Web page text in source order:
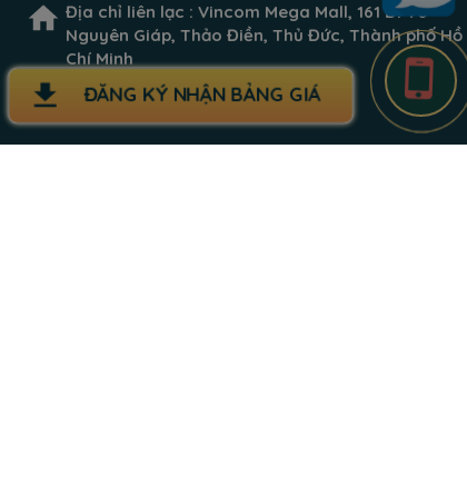
ĐĂNG KÝ NHẬN BẢNG GIÁ
ĐĂNG KÝ NHẬN BẢNG GIÁ
Địa chỉ liên lạc : Vincom Mega Mall, 161 Đ. Võ
Nguyên Giáp, Thảo Điền, Thủ Đức, Thành phố Hồ
Chí Minh
Hotline 24/7 : 0909.9119.40